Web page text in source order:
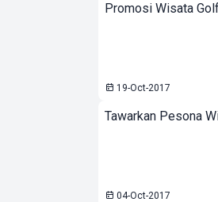
Promosi Wisata
19-Oct-2017
Tawarkan Pesona
04-Oct-2017